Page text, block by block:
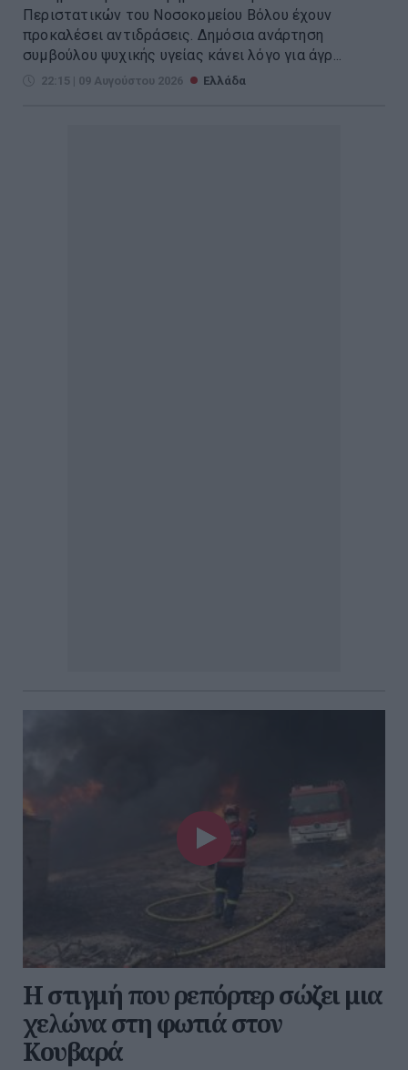
Περιστατικών του Νοσοκομείου Βόλου έχουν
προκαλέσει αντιδράσεις. Δημόσια ανάρτηση
συμβούλου ψυχικής υγείας κάνει λόγο για άγρ...
22:15 | 09 Αυγούστου 2026 Ελλάδα
Η στιγμή που ρεπόρτερ σώζει μια
χελώνα στη φωτιά στον
Κουβαρά